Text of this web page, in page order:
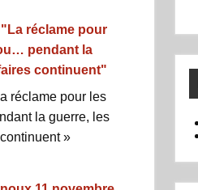
réclame pour les
la guerre, les
»